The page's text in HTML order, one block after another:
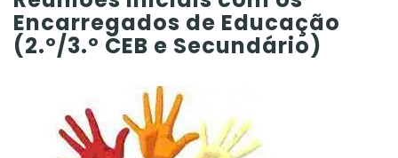
Encarregados de Educação
(2.º/3.º CEB e Secundário)